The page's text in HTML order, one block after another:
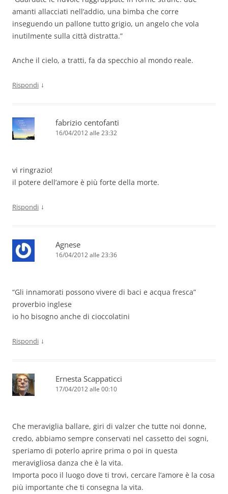
amanti allacciati nell’addio, una bimba che corre
inseguendo un pallone tutto grigio, un angelo che vola
inutilmente sulla città distratta.”
Anche il cielo, a tratti, fa da specchio al mondo reale.
Rispondi ↓
fabrizio centofanti
16/04/2012 alle 23:32
vi ringrazio!
il potere dell’amore è più forte della morte.
Rispondi ↓
Agnese
16/04/2012 alle 23:36
“Gli innamorati possono vivere di baci e acqua fresca”
proverbio inglese
io ho bisogno anche di cioccolatini
Rispondi ↓
Ernesta Scappaticci
17/04/2012 alle 00:10
Che meraviglia ballare, giri di valzer che tutte noi donne,
credo, abbiamo sempre conservati nel cassetto dei sogni,
speriamo di poterlo aprire prima o poi in questa
meravigliosa danza che è la vita.
Importa poco il luogo dove ti trovi, cercare l’amore è la cosa
più importante che ti consegna la vita.